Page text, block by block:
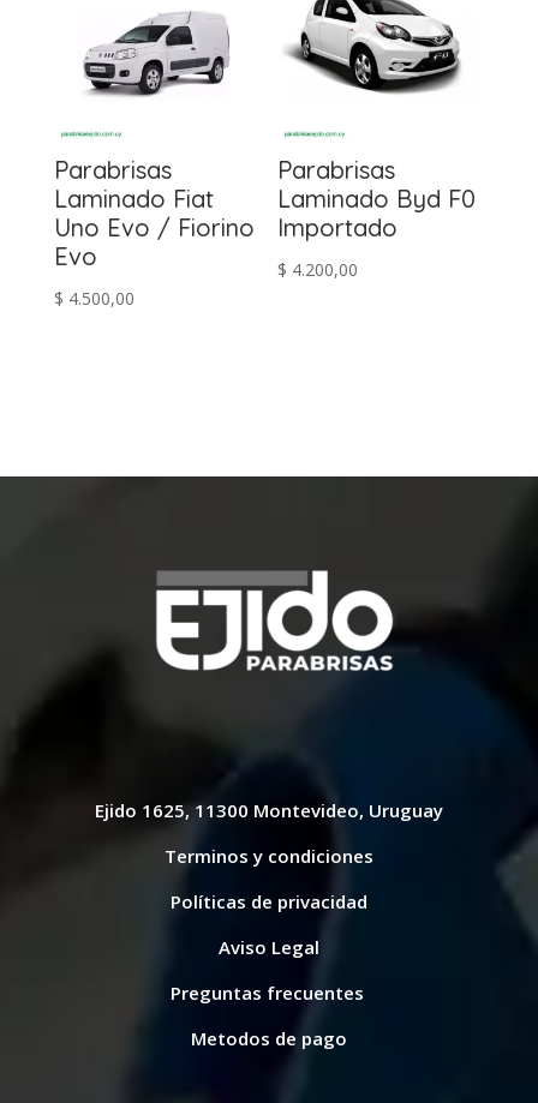
Parabrisas
Laminado Fiat
Uno Evo / Fiorino
Evo
$ 4.500,00
Parabrisas
Laminado Byd F0
Importado
$ 4.200,00
Ejido 1625, 11300 Montevideo, Uruguay
Terminos y condiciones
Políticas de privacidad
Aviso Legal
Preguntas frecuentes
Metodos de pago